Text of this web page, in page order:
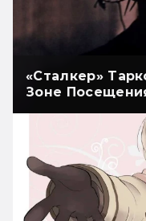
«Сталкер»
Зоне